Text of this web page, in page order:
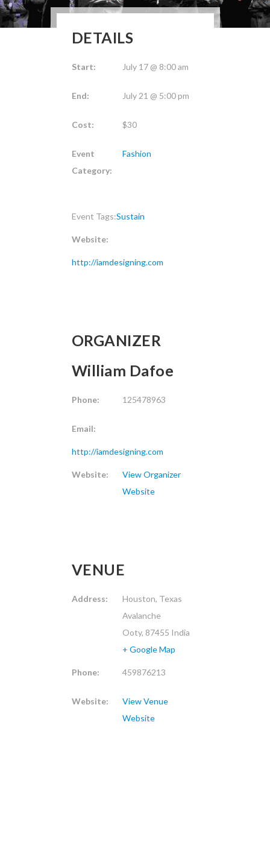
DETAILS
Start: July 17 @ 8:00 am
End: July 21 @ 5:00 pm
Cost: $30
Event
Category:
Fashion
Event Tags:Sustain
Website:
http://iamdesigning.com
ORGANIZER
William Dafoe
Phone: 125478963
Email:
http://iamdesigning.com
Website:
View Organizer
Website
VENUE
Address:
Houston, Texas
Avalanche
Ooty, 87455 India
+ Google Map
Phone: 459876213
Website:
View Venue
Website